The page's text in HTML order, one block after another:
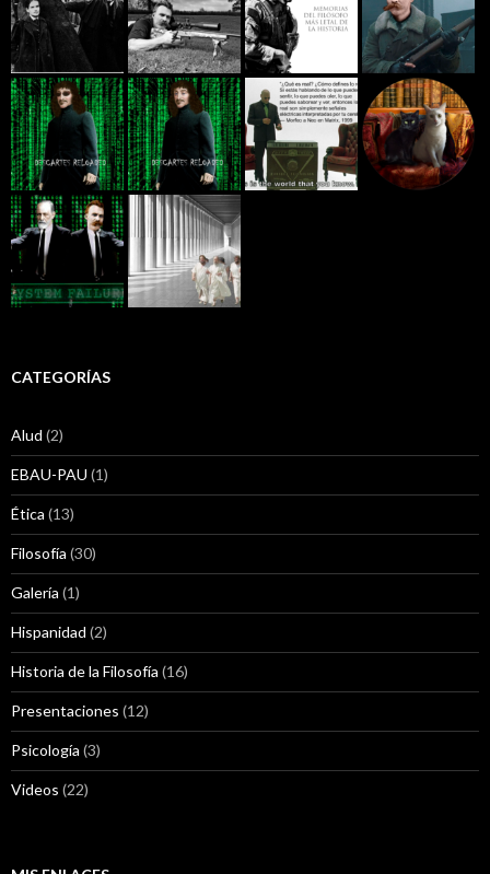
CATEGORÍAS
Alud (2)
EBAU-PAU (1)
Ética (13)
Filosofía (30)
Galería (1)
Hispanidad (2)
Historia de la Filosofía (16)
Presentaciones (12)
Psicología (3)
Videos (22)